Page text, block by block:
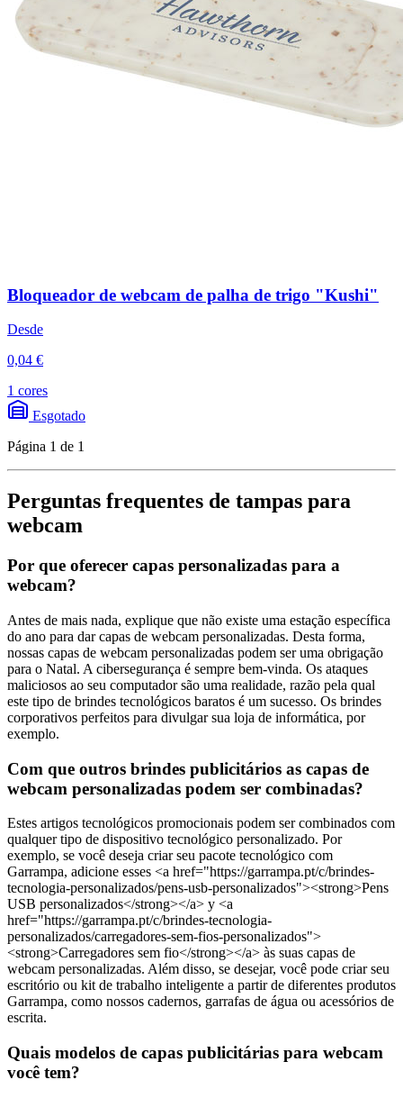
Bloqueador de webcam de palha de trigo "Kushi"
Desde
0,04 €
1 cores
Esgotado
Página 1 de 1
Perguntas frequentes de tampas para
webcam
Por que oferecer capas personalizadas para a
webcam?
Antes de mais nada, explique que não existe uma estação específica
do ano para dar capas de webcam personalizadas. Desta forma,
nossas capas de webcam personalizadas podem ser uma obrigação
para o Natal. A cibersegurança é sempre bem-vinda. Os ataques
maliciosos ao seu computador são uma realidade, razão pela qual
este tipo de brindes tecnológicos baratos é um sucesso. Os brindes
corporativos perfeitos para divulgar sua loja de informática, por
exemplo.
Com que outros brindes publicitários as capas de
webcam personalizadas podem ser combinadas?
Estes artigos tecnológicos promocionais podem ser combinados com
qualquer tipo de dispositivo tecnológico personalizado. Por
exemplo, se você deseja criar seu pacote tecnológico com
Garrampa, adicione esses <a href="https://garrampa.pt/c/brindes-
tecnologia-personalizados/pens-usb-personalizados"><strong>Pens
USB personalizados</strong></a> y <a
href="https://garrampa.pt/c/brindes-tecnologia-
personalizados/carregadores-sem-fios-personalizados">
<strong>Carregadores sem fio</strong></a> às suas capas de
webcam personalizadas. Além disso, se desejar, você pode criar seu
escritório ou kit de trabalho inteligente a partir de diferentes produtos
Garrampa, como nossos cadernos, garrafas de água ou acessórios de
escrita.
Quais modelos de capas publicitárias para webcam
você tem?